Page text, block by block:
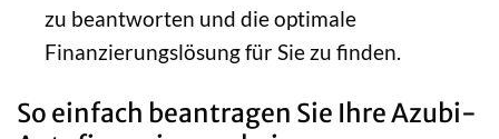
zu beantworten und die optimale
Finanzierungslösung für Sie zu finden.
So einfach beantragen Sie Ihre Azubi-